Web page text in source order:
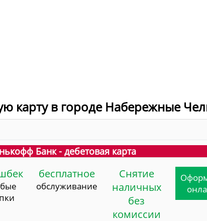
карту в городе Набережные
Банк - дебетовая карта
бесплатное
обслуживание
Снятие
наличных
без
комиссии